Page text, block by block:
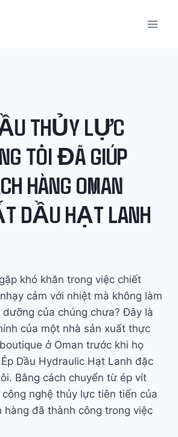
THỦY LỰC
TÔI ĐÃ GIÚP
HÀNG OMAN
DẦU HẠT LANH
khó khăn trong việc chiết
cảm với nhiệt mà không làm
của chúng chưa? Đây là
của một nhà sản xuất thực
ở Oman trước khi họ
Dầu Hydraulic Hạt Lanh đặc
Bằng cách chuyển từ ép vít
nghệ thủy lực tiên tiến của
hàng đã thành công trong việc